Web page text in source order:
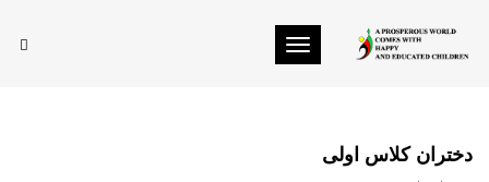
Toggle navigation
دختران کلاس اولی